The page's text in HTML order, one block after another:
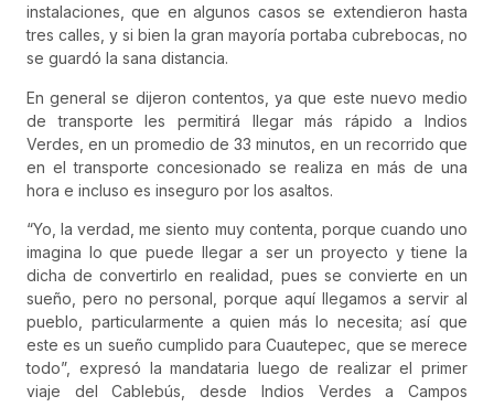
instalaciones, que en algunos casos se extendieron hasta
tres calles, y si bien la gran mayoría portaba cubrebocas, no
se guardó la sana distancia.
En general se dijeron contentos, ya que este nuevo medio
de transporte les permitirá llegar más rápido a Indios
Verdes, en un promedio de 33 minutos, en un recorrido que
en el transporte concesionado se realiza en más de una
hora e incluso es inseguro por los asaltos.
“Yo, la verdad, me siento muy contenta, porque cuando uno
imagina lo que puede llegar a ser un proyecto y tiene la
dicha de convertirlo en realidad, pues se convierte en un
sueño, pero no personal, porque aquí llegamos a servir al
pueblo, particularmente a quien más lo necesita; así que
este es un sueño cumplido para Cuautepec, que se merece
todo”, expresó la mandataria luego de realizar el primer
viaje del Cablebús, desde Indios Verdes a Campos